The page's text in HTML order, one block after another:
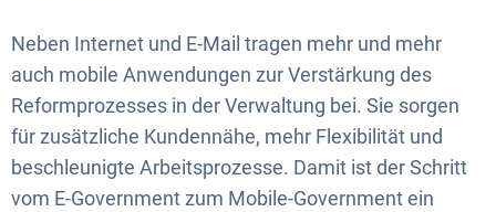
Neben Internet und E-Mail tragen mehr und mehr
auch mobile Anwendungen zur Verstärkung des
Reformprozesses in der Verwaltung bei. Sie sorgen
für zusätzliche Kundennähe, mehr Flexibilität und
beschleunigte Arbeitsprozesse. Damit ist der Schritt
vom E-Government zum Mobile-Government ein